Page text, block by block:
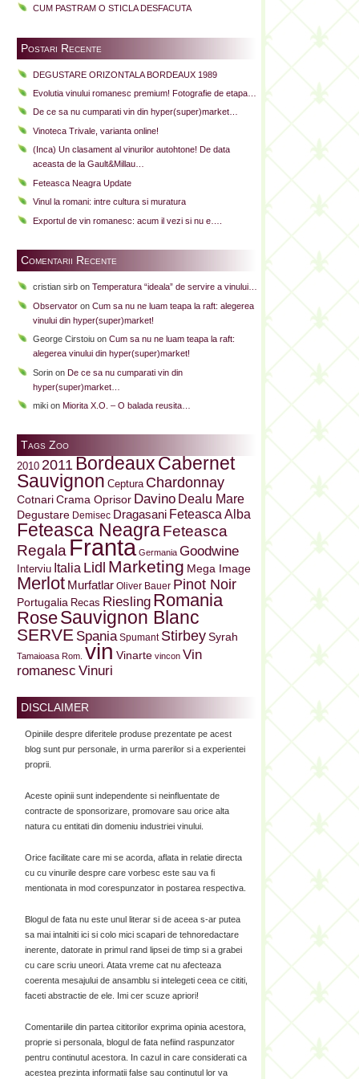
CUM PASTRAM O STICLA DESFACUTA
Postari Recente
DEGUSTARE ORIZONTALA BORDEAUX 1989
Evolutia vinului romanesc premium! Fotografie de etapa…
De ce sa nu cumparati vin din hyper(super)market…
Vinoteca Trivale, varianta online!
(Inca) Un clasament al vinurilor autohtone! De data
aceasta de la Gault&Millau…
Feteasca Neagra Update
Vinul la romani: intre cultura si muratura
Exportul de vin romanesc: acum il vezi si nu e….
Comentarii Recente
cristian sirb on Temperatura “ideala” de servire a vinului…
Observator on Cum sa nu ne luam teapa la raft: alegerea
vinului din hyper(super)market!
George Cirstoiu on Cum sa nu ne luam teapa la raft:
alegerea vinului din hyper(super)market!
Sorin on De ce sa nu cumparati vin din
hyper(super)market…
miki on Miorita X.O. – O balada reusita…
Tags Zoo
2010 2011 BordeauxCabernet
Sauvignon Ceptura Chardonnay
Cotnari Crama Oprisor Davino Dealu Mare
Degustare Demisec Dragasani Feteasca Alba
Feteasca NeagraFeteasca
Regala Franta Germania Goodwine
Interviu Italia Lidl Marketing Mega Image
Merlot Murfatlar Oliver Bauer Pinot Noir
Portugalia Recas Riesling Romania
RoseSauvignon Blanc
SERVE Spania Spumant Stirbey Syrah
Tamaioasa Rom. vin Vinarte vincon Vin
romanesc Vinuri
DISCLAIMER
Opiniile despre diferitele produse prezentate pe acest
blog sunt pur personale, in urma parerilor si a experientei
proprii.
Aceste opinii sunt independente si neinfluentate de
contracte de sponsorizare, promovare sau orice alta
natura cu entitati din domeniu industriei vinului.
Orice facilitate care mi se acorda, aflata in relatie directa
cu cu vinurile despre care vorbesc este sau va fi
mentionata in mod corespunzator in postarea respectiva.
Blogul de fata nu este unul literar si de aceea s-ar putea
sa mai intalniti ici si colo mici scapari de tehnoredactare
inerente, datorate in primul rand lipsei de timp si a grabei
cu care scriu uneori. Atata vreme cat nu afecteaza
coerenta mesajului de ansamblu si intelegeti ceea ce cititi,
faceti abstractie de ele. Imi cer scuze apriori!
Comentariile din partea cititorilor exprima opinia acestora,
proprie si personala, blogul de fata nefiind raspunzator
pentru continutul acestora. In cazul in care considerati ca
acestea prezinta informatii false sau continutul lor va